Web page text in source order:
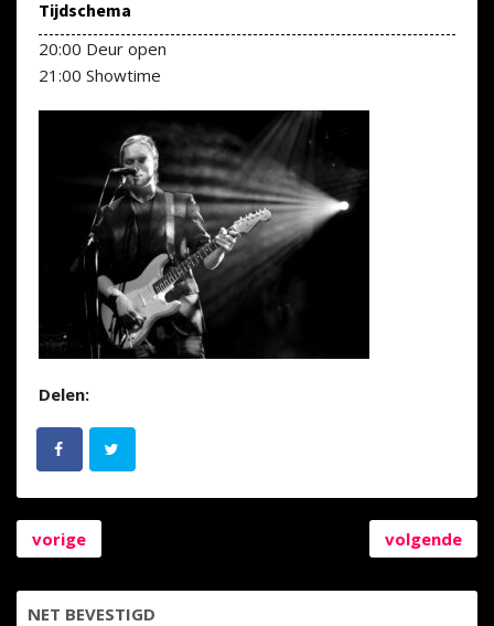
Tijdschema
20:00 Deur open
21:00 Showtime
Delen:
vorige volgende
NET BEVESTIGD